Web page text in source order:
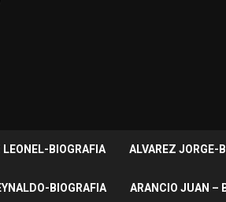
BIOGRAFIA ALVAREZ JORGE-
BIOGRAFIA ARANCIO JUAN –